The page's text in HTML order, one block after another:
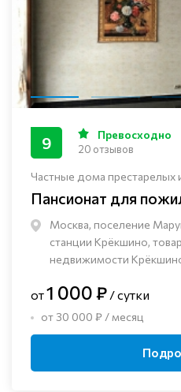
Частные дома престарелых
Пансионат для
Москва, поселение
станции Крёкшино,
недвижимости Крёкшино
9 Превосходно
20 отзывов
от1 000 ₽ / сутки
от 30 000 ₽ / месяц